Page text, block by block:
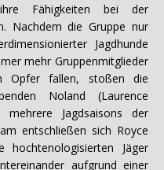
Fähigkeiten bei der
Nachdem die Gruppe nur
Jagdhunde
mehr Gruppenmitglieder
Opfer fallen, stoßen die
Noland (Laurence
Jagdsaisons der
entschließen sich Royce
Jäger
aufgrund einer